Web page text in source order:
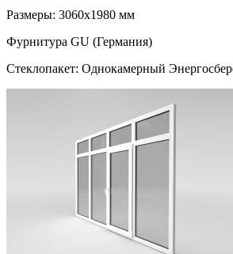
Размеры: 3060x1980 мм
Фурнитура GU (Германия)
Стеклопакет: Однокамерный